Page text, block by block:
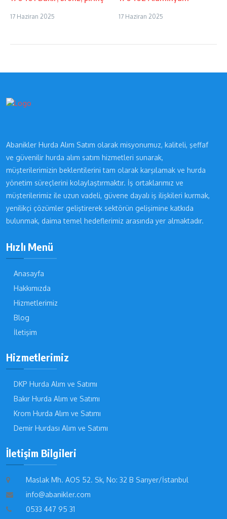
17 Haziran 2025 17 Haziran 2025
Abanikler Hurda Alım Satım olarak misyonumuz, kaliteli, şeffaf
ve güvenilir hurda alım satım hizmetleri sunarak,
müşterilerimizin beklentilerini tam olarak karşılamak ve hurda
yönetim süreçlerini kolaylaştırmaktır. İş ortaklarımız ve
müşterilerimiz ile uzun vadeli, güvene dayalı iş ilişkileri kurmak,
yenilikçi çözümler geliştirerek sektörün gelişimine katkıda
bulunmak, daima temel hedeflerimiz arasında yer almaktadır.
Hızlı Menü
Anasayfa
Hakkımızda
Hizmetlerimiz
Blog
İletişim
Hizmetlerimiz
DKP Hurda Alım ve Satımı
Bakır Hurda Alım ve Satımı
Krom Hurda Alım ve Satımı
Demir Hurdası Alım ve Satımı
İletişim Bilgileri
Maslak Mh. AOS 52. Sk, No: 32 B Sarıyer/İstanbul
info@abanikler.com
0533 447 95 31